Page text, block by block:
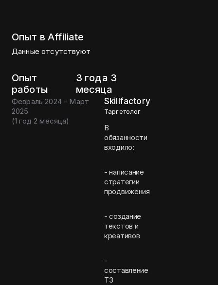
Опыт в Affiliate
Данные отсутствуют
Опыт
работы
3 года 3
месяца
Февраль 2024 - Март
2025
(1 год 2 месяца)
Skillfactory
Таргетолог
В
обязанности
входило:
- написание
стратегии
продвижения
- создание
текстов и
креативов
-
составление
ТЗ